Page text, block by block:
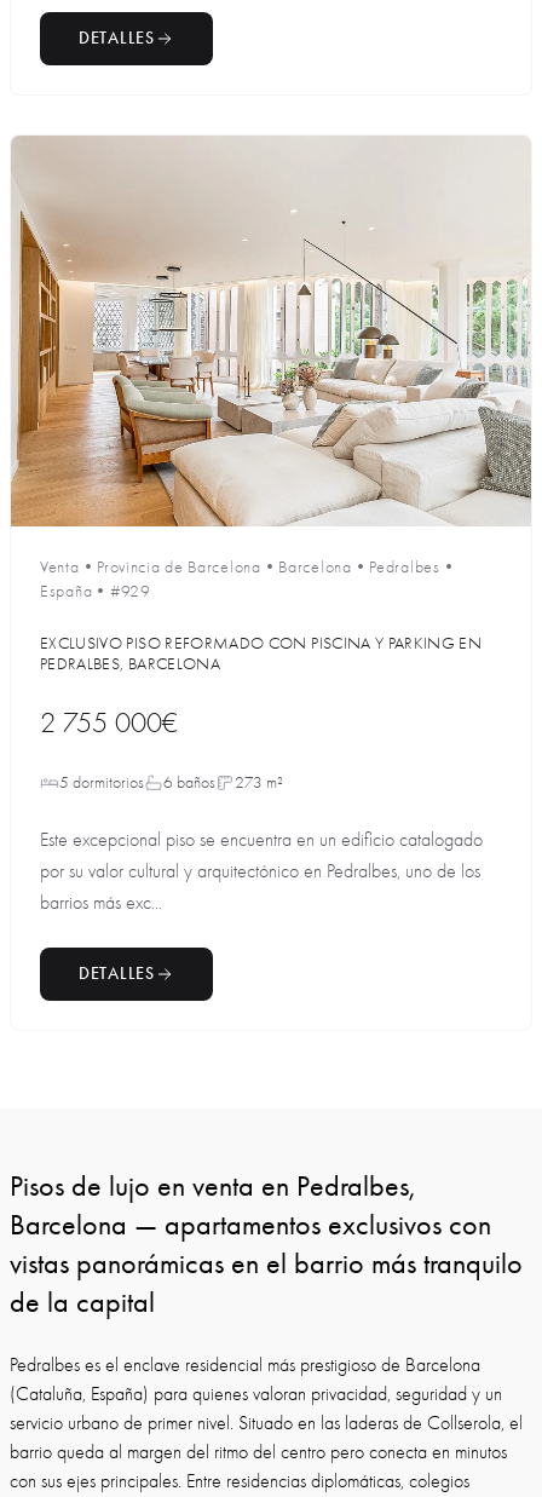
DETALLES
Venta • Provincia de Barcelona • Barcelona • Pedralbes •
España • #929
EXCLUSIVO PISO REFORMADO CON PISCINA Y PARKING EN
PEDRALBES, BARCELONA
2 755 000€
5 dormitorios 6 baños 273 m²
Este excepcional piso se encuentra en un edificio catalogado
por su valor cultural y arquitectónico en Pedralbes, uno de los
barrios más exc...
DETALLES
Pisos de lujo en venta en Pedralbes,
Barcelona — apartamentos exclusivos con
vistas panorámicas en el barrio más tranquilo
de la capital
Pedralbes es el enclave residencial más prestigioso de Barcelona
(Cataluña, España) para quienes valoran privacidad, seguridad y un
servicio urbano de primer nivel. Situado en las laderas de Collserola, el
barrio queda al margen del ritmo del centro pero conecta en minutos
con sus ejes principales. Entre residencias diplomáticas, colegios